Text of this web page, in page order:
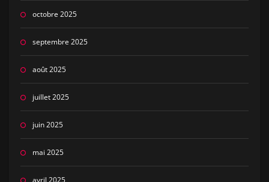
octobre 2025
septembre 2025
août 2025
juillet 2025
juin 2025
mai 2025
avril 2025